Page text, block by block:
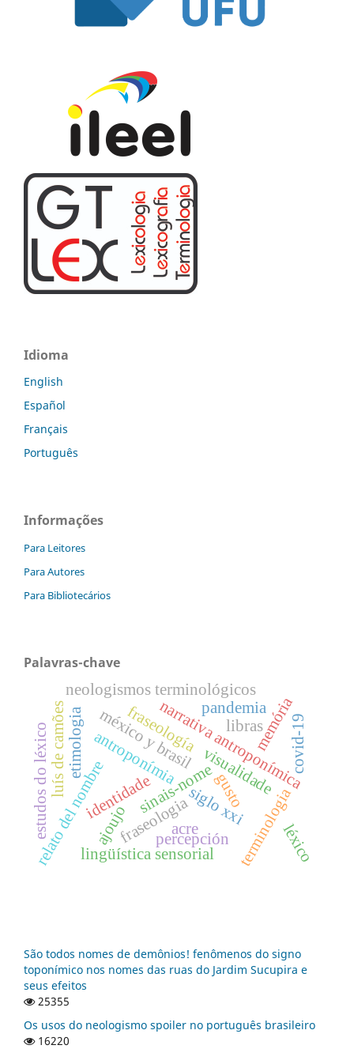
Idioma
English
Español
Français
Português
Informações
Para Leitores
Para Autores
Para Bibliotecários
Palavras-chave
antroponímia
sinais-nome
libras
visualidade
identidade
narrativa antroponímica
relato del nombre siglo xxi
méxico y brasil
fraseologia
neologismos terminológicos
etimologia
terminologia
lingüística sensorial
percepción
fraseología
gusto
estudos do léxico
pandemia
covid-19
ajoujo léxico
memória
acre
luís de camões
São todos nomes de demônios! fenômenos do signo
toponímico nos nomes das ruas do Jardim Sucupira e
seus efeitos
25355
Os usos do neologismo spoiler no português brasileiro
16220